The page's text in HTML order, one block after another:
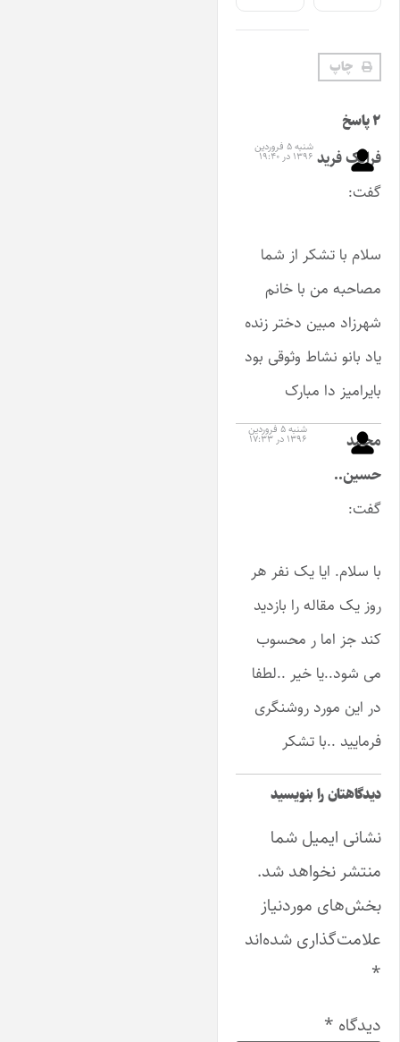
چاپ
فرانک فرید
گفت:
شنبه ۵ فروردین
۱۳۹۶ در ۱۹:۴۰
سلام با تشکر از شما
مصاحبه من با خانم
شهرزاد مبین دختر زنده
یاد بانو نشاط وثوقی بود
بایرامیز دا مبارک
محمد
حسین..
گفت:
شنبه ۵ فروردین
۱۳۹۶ در ۱۷:۳۳
با سلام. ایا یک نفر هر
روز یک مقاله را بازدید
کند جز اما ر محسوب
می شود..یا خیر ..لطفا
در این مورد روشنگری
فرمایید ..با تشکر
دیدگاهتان را بنویسید
نشانی ایمیل شما
منتشر نخواهد شد.
بخش‌های موردنیاز
علامت‌گذاری شده‌اند
دیدگاه*